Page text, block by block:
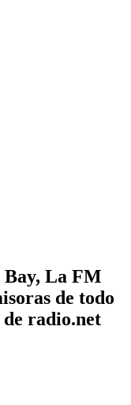
Bay, La FM
de todo
radio.net